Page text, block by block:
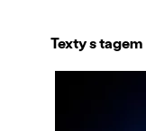
Texty s tagem